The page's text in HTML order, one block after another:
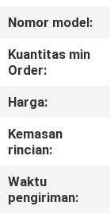
TUR
KONTROL
Nomor model:
Kuantitas min
Order:
Harga:
Kemasan
rincian:
Waktu
pengiriman: